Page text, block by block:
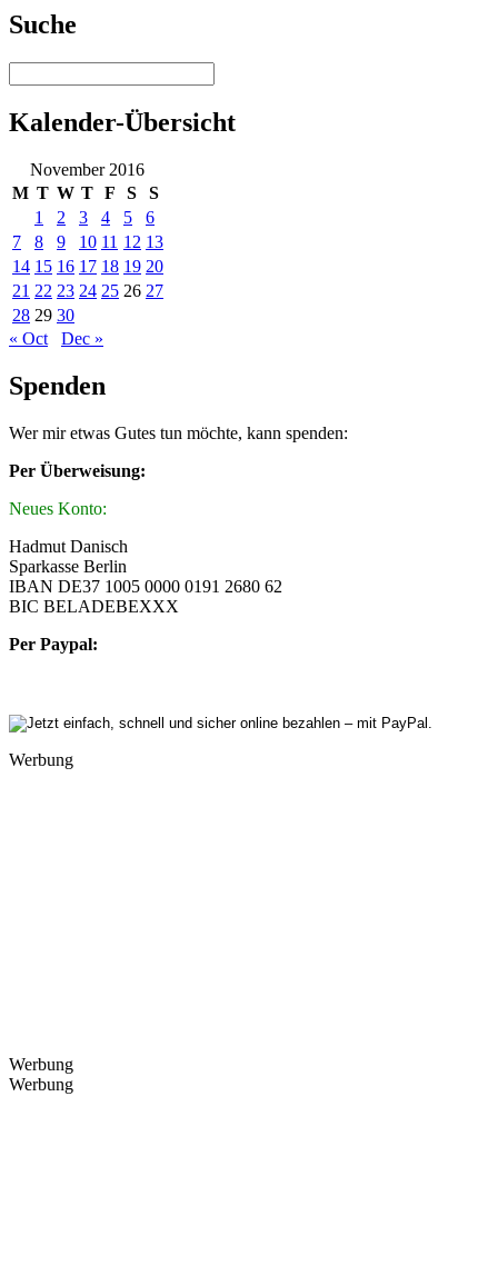
Suche
Kalender-Übersicht
November 2016
M T W T F S
S
1
2 3 4 5
6
7
8 9 10 11 12 13
14 15 16 17 18 19 20
21 22 23 24 25 26 27
28 29 30
« Oct
Dec »
Spenden
Wer mir etwas Gutes tun möchte, kann spenden:
Per Überweisung:
Neues Konto:
Hadmut Danisch
Sparkasse Berlin
IBAN DE37 1005 0000 0191 2680 62
BIC BELADEBEXXX
Per Paypal:
Werbung
Werbung
Werbung